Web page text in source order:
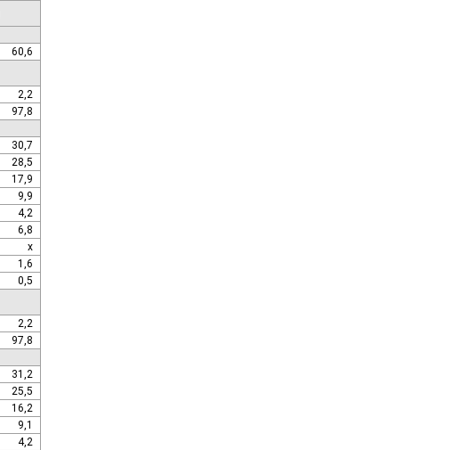
60,6
2,2
97,8
30,7
28,5
17,9
9,9
4,2
6,8
x
1,6
0,5
2,2
97,8
31,2
25,5
16,2
9,1
4,2